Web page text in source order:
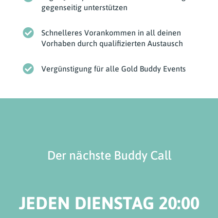
gegenseitig unterstützen
Schnelleres Vorankommen in all deinen
Vorhaben durch qualifizierten Austausch
Vergünstigung für alle Gold Buddy Events
Der nächste Buddy Call
JEDEN DIENSTAG 20:00